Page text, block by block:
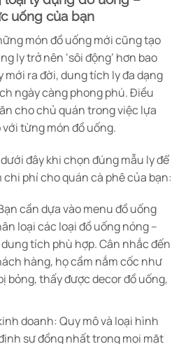
uống của bạn
món đồ uống mới cũng tạo
ly trở nên ‘sôi động’ hơn bao
mới ra đời, dung tích ly đa dạng
ngày càng phong phú. Điều
cho chủ quán trong việc lựa
từng món đồ uống.
đây khi chọn đúng mẫu ly để
phí cho quán cà phê của bạn:
cần dựa vào menu đồ uống
loại các loại đồ uống nóng –
tích phù hợp. Cân nhắc đến
hàng, họ cầm nắm cốc như
bỏng, thấy được decor đồ uống,
doanh: Quy mô và loại hình
sự đồng nhất trong mọi mặt